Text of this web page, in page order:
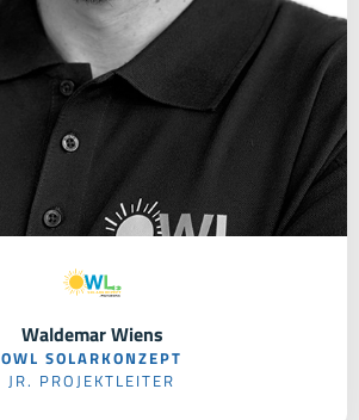
Waldemar Wiens
OWL SOLARKONZEPT
JR. PROJEKTLEITER